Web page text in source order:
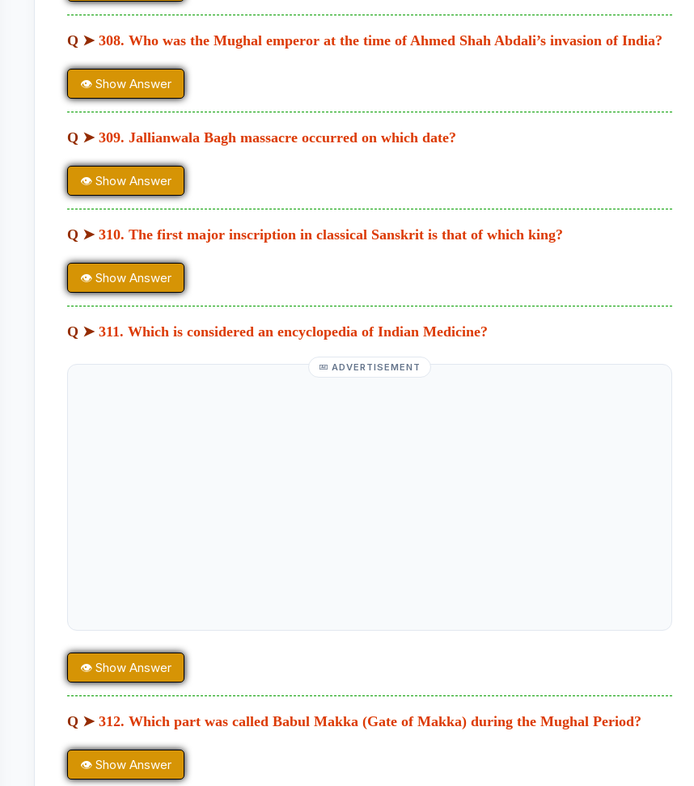
Q ➤ 308. Who was the Mughal emperor at the time of Ahmed Shah Abdali’s invasion of India?
👁 Show Answer
Q ➤ 309. Jallianwala Bagh massacre occurred on which date?
👁 Show Answer
Q ➤ 310. The first major inscription in classical Sanskrit is that of which king?
👁 Show Answer
Q ➤ 311. Which is considered an encyclopedia of Indian Medicine?
ADVERTISEMENT
👁 Show Answer
Q ➤ 312. Which part was called Babul Makka (Gate of Makka) during the Mughal Period?
👁 Show Answer